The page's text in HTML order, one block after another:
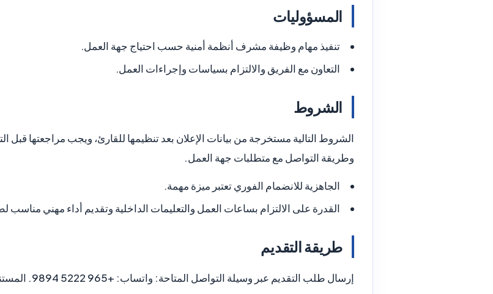
المسؤوليات
تنفيذ مهام وظيفة مشرف أنظمة أمنية حسب احتياج جهة العمل.
التعاون مع الفريق والالتزام بسياسات وإجراءات العمل.
الشروط
الشروط التالية مستخرجة من بيانات الإعلان بعد تنظيمها للقارئ، ويجب مراجعتها قبل
وطريقة التواصل مع متطلبات جهة العمل.
الجاهزية للانضمام الفوري تعتبر ميزة مهمة.
القدرة على الالتزام بساعات العمل والتعليمات الداخلية وتقديم أداء مهني مناسب
طريقة التقديم
إرسال طلب التقديم عبر وسيلة التواصل المتاحة: واتساب: +965 5222 9894. المستندات المطلوبة: سيرة ذاتية محدثة.